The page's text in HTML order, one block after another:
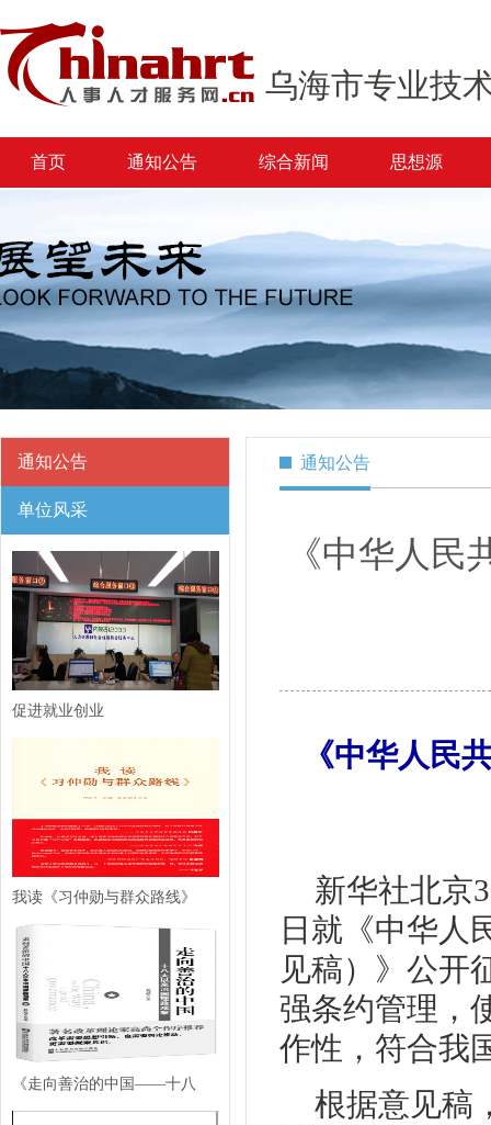
乌海市专业技
首页 通知公告 综合新闻 思想源
通知公告
单位风采
促进就业创业
我读《习仲勋与群众路线》
《走向善治的中国——十八
通知公告
《中华人
《中华人民
新华社北京
日就《中华人
见稿）》公开
强条约管理，
作性，符合我
根据意见稿